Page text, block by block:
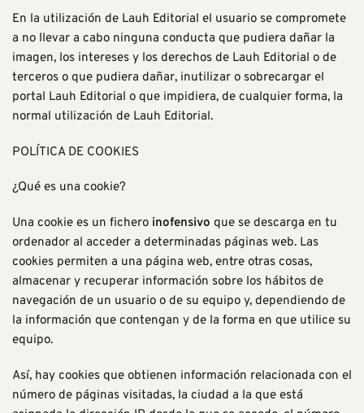
En la utilización de Lauh Editorial el usuario se compromete
a no llevar a cabo ninguna conducta que pudiera dañar la
imagen, los intereses y los derechos de Lauh Editorial o de
terceros o que pudiera dañar, inutilizar o sobrecargar el
portal Lauh Editorial o que impidiera, de cualquier forma, la
normal utilización de Lauh Editorial.
POLÍTICA DE COOKIES
¿Qué es una cookie?
Una cookie es un fichero inofensivo que se descarga en tu
ordenador al acceder a determinadas páginas web. Las
cookies permiten a una página web, entre otras cosas,
almacenar y recuperar información sobre los hábitos de
navegación de un usuario o de su equipo y, dependiendo de
la información que contengan y de la forma en que utilice su
equipo.
Así, hay cookies que obtienen información relacionada con el
número de páginas visitadas, la ciudad a la que está